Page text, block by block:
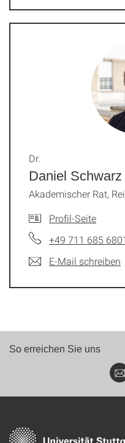
Daniel Schwarz
Dr.
Akademischer Rat,
Profil-Seite
+49 711 685
E-Mail schreiben
So erreichen Sie uns